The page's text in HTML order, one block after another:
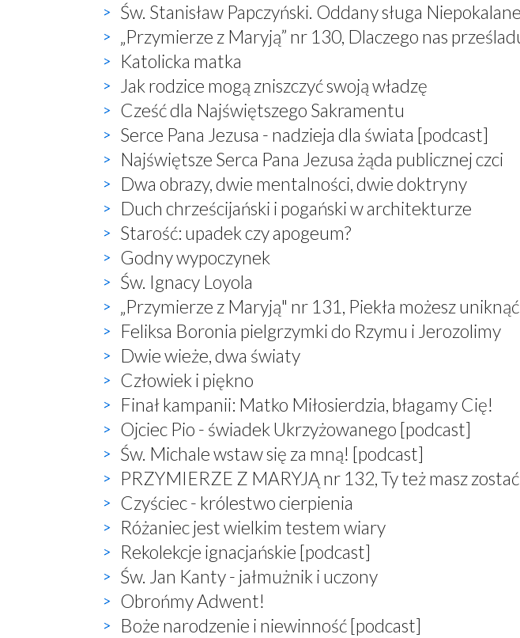
Św. Stanisław Papczyński. Oddany sługa
„Przymierze z Maryją” nr 130, Dlaczego nas
Katolicka matka
Jak rodzice mogą zniszczyć swoją władzę
Cześć dla Najświętszego Sakramentu
Serce Pana Jezusa - nadzieja dla świata [podcast]
Najświętsze Serca Pana Jezusa żąda publicznej czci
Dwa obrazy, dwie mentalności, dwie doktryny
Duch chrześcijański i pogański w architekturze
Starość: upadek czy apogeum?
Godny wypoczynek
Św. Ignacy Loyola
„Przymierze z Maryją" nr 131, Piekła możesz uniknąć
Feliksa Boronia pielgrzymki do Rzymu i Jerozolimy
Dwie wieże, dwa światy
Człowiek i piękno
Finał kampanii: Matko Miłosierdzia, błagamy Cię!
Ojciec Pio - świadek Ukrzyżowanego [podcast]
Św. Michale wstaw się za mną! [podcast]
PRZYMIERZE Z MARYJĄ nr 132, Ty też masz
Czyściec - królestwo cierpienia
Różaniec jest wielkim testem wiary
Rekolekcje ignacjańskie [podcast]
Św. Jan Kanty - jałmużnik i uczony
Obrońmy Adwent!
Boże narodzenie i niewinność [podcast]